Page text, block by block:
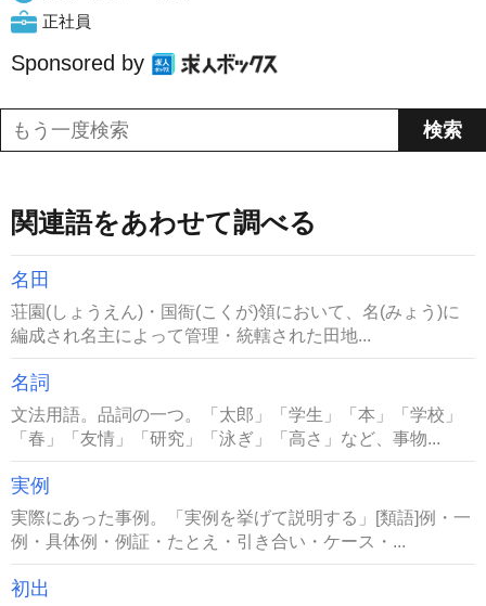
正社員
Sponsored by
関連語をあわせて調べる
名田
荘園(しょうえん)・国衙(こくが)領において、名(みょう)に
編成され名主によって管理・統轄された田地...
名詞
文法用語。品詞の一つ。「太郎」「学生」「本」「学校」
「春」「友情」「研究」「泳ぎ」「高さ」など、事物...
実例
実際にあった事例。「実例を挙げて説明する」[類語]例・一
例・具体例・例証・たとえ・引き合い・ケース・...
初出